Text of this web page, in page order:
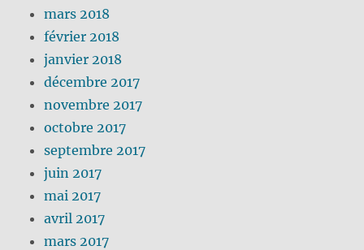
mars 2018
février 2018
janvier 2018
décembre 2017
novembre 2017
octobre 2017
septembre 2017
juin 2017
mai 2017
avril 2017
mars 2017